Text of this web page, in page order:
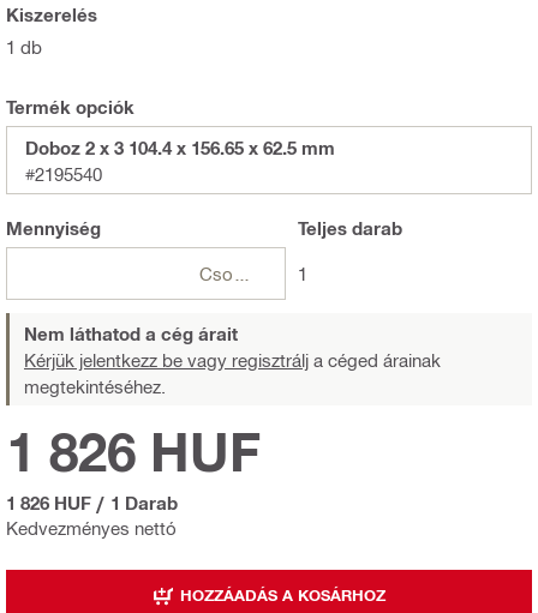
Kiszerelés
1 db
Termék opciók
Doboz 2 x 3 104.4 x 156.65 x 62.5 mm
#2195540
Mennyiség Teljesdarab
1
Nem láthatod a cég árait
Kérjük jelentkezz be vagy regisztrálj a céged árainak
megtekintéséhez.
Kedvezményes nettó
1 826 HUF
1 826 HUF / 1 Darab
HOZZÁADÁS A KOSÁRHOZ